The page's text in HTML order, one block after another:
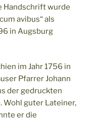
Handschrift wurde
avibus“ als
in Augsburg
im Jahr 1756 in
Pfarrer Johann
der gedruckten
Wohl guter Lateiner,
er die